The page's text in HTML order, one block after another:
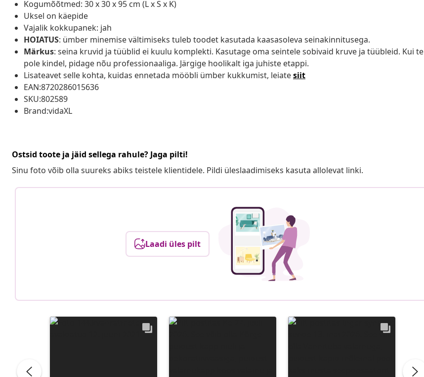
Kogumõõtmed: 30 x 30 x 95 cm (L x S x K)
Uksel on käepide
Vajalik kokkupanek: jah
HOIATUS: ümber minemise vältimiseks tuleb toodet kasutada kaasasoleva seinakinnitusega.
Märkus: seina kruvid ja tüüblid ei kuulu komplekti. Kasutage oma seintele sobivaid kruve ja tüübleid. Kui te
pole kindel, pidage nõu professionaaliga. Järgige hoolikalt iga juhiste etappi.
Lisateavet selle kohta, kuidas ennetada mööbli ümber kukkumist, leiatesiit
EAN:8720286015636
SKU:802589
Brand:vidaXL
Ostsid toote ja jäid sellega rahule? Jaga pilti!
Sinu foto võib olla suureks abiks teistele klientidele. Pildi üleslaadimiseks kasuta allolevat linki.
Laadi üles pilt